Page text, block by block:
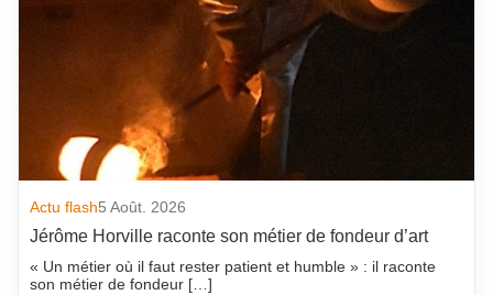
Actu flash5 Août. 2026
Jérôme Horville raconte son métier de fondeur d’art
« Un métier où il faut rester patient et humble » : il raconte
son métier de fondeur […]